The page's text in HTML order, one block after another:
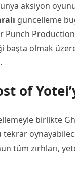
aksiyon
güncelleme
Punch
başta olmak
of
birlikte
tekrar
tüm zırhları,